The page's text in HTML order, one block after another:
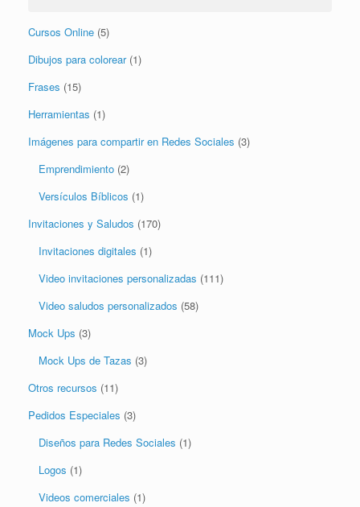
Cursos Online (5)
Dibujos para colorear (1)
Frases (15)
Herramientas (1)
Imágenes para compartir en Redes Sociales (3)
Emprendimiento (2)
Versículos Bíblicos (1)
Invitaciones y Saludos (170)
Invitaciones digitales (1)
Video invitaciones personalizadas (111)
Video saludos personalizados (58)
Mock Ups (3)
Mock Ups de Tazas (3)
Otros recursos (11)
Pedidos Especiales (3)
Diseños para Redes Sociales (1)
Logos (1)
Videos comerciales (1)